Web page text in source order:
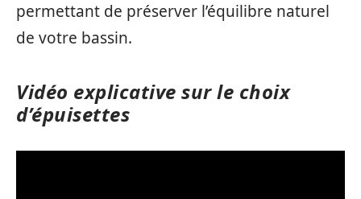
permettant de préserver l’équilibre naturel
de votre bassin.
Vidéo explicative sur le choix
d’épuisettes